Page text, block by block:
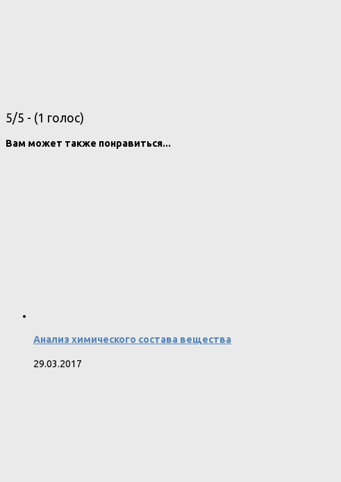
5/5 - (1 голос)
Вам может также понравиться...
Анализ химического состава вещества
29.03.2017